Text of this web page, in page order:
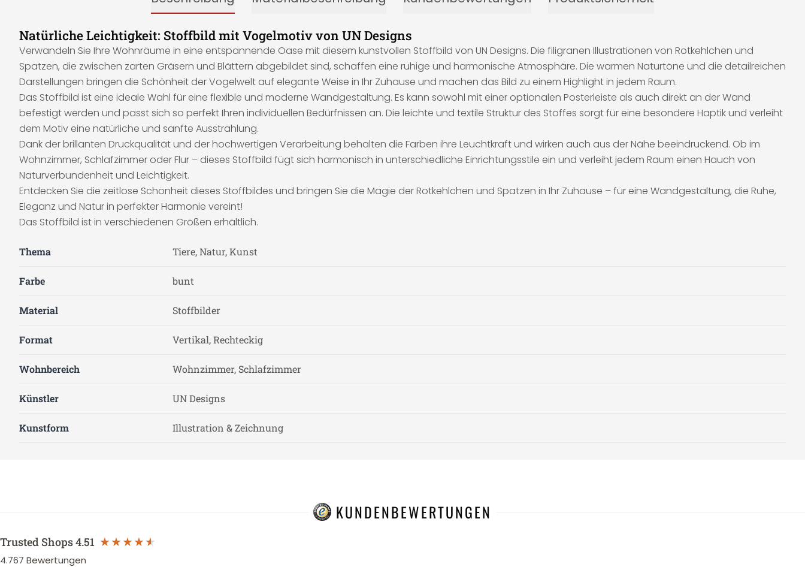
Natürliche Leichtigkeit: Stoffbild mit Vogelmotiv von UN Designs
Verwandeln Sie Ihre Wohnräume in eine entspannende Oase mit diesem kunstvollen Stoffbild von UN Designs. Die filigranen Illustrationen von Rotkehlchen und
Spatzen, die zwischen zarten Gräsern und Blättern abgebildet sind, schaffen eine ruhige und harmonische Atmosphäre. Die warmen Naturtöne und die detailreichen
Darstellungen bringen die Schönheit der Vogelwelt auf elegante Weise in Ihr Zuhause und machen das Bild zu einem Highlight in jedem Raum.
Das Stoffbild ist eine ideale Wahl für eine flexible und moderne Wandgestaltung. Es kann sowohl mit einer optionalen Posterleiste als auch direkt an der Wand
befestigt werden und passt sich so perfekt Ihren individuellen Bedürfnissen an. Die leichte und textile Struktur des Stoffes sorgt für eine besondere Haptik und verleiht
dem Motiv eine natürliche und sanfte Ausstrahlung.
Dank der brillanten Druckqualität und der hochwertigen Verarbeitung behalten die Farben ihre Leuchtkraft und wirken auch aus der Nähe beeindruckend. Ob im
Wohnzimmer, Schlafzimmer oder Flur – dieses Stoffbild fügt sich harmonisch in unterschiedliche Einrichtungsstile ein und verleiht jedem Raum einen Hauch von
Naturverbundenheit und Leichtigkeit.
Entdecken Sie die zeitlose Schönheit dieses Stoffbildes und bringen Sie die Magie der Rotkehlchen und Spatzen in Ihr Zuhause – für eine Wandgestaltung, die Ruhe,
Eleganz und Natur in perfekter Harmonie vereint!
Das Stoffbild ist in verschiedenen Größen erhältlich.
Thema Tiere, Natur, Kunst
Farbe bunt
Material Stoffbilder
Format Vertikal, Rechteckig
Wohnbereich Wohnzimmer, Schlafzimmer
Künstler UN Designs
Kunstform Illustration & Zeichnung
KUNDENBEWERTUNGEN
Trusted Shops4.51
4.767 Bewertungen